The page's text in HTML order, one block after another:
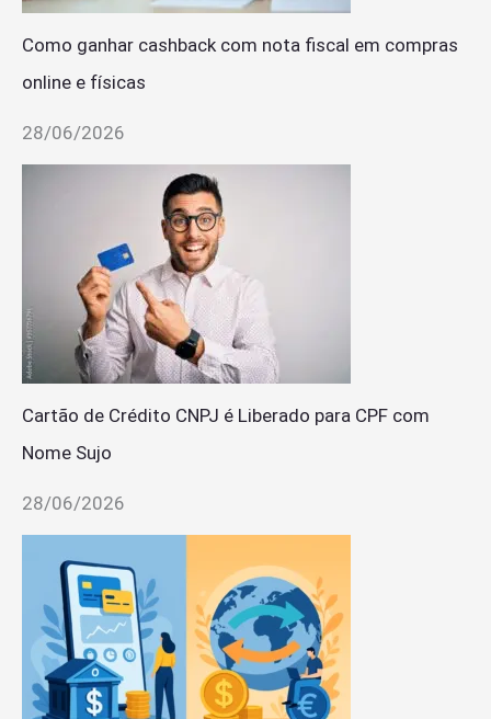
Como ganhar cashback com nota fiscal em compras
online e físicas
28/06/2026
Cartão de Crédito CNPJ é Liberado para CPF com
Nome Sujo
28/06/2026